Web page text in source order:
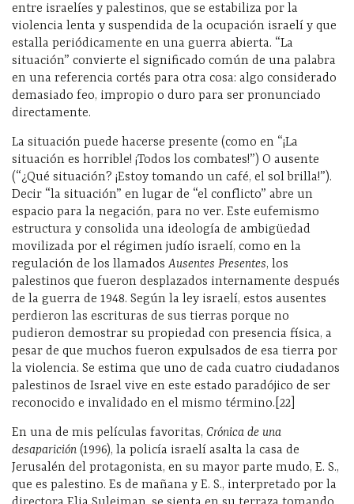
entre israelíes y palestinos, que se estabiliza por la
violencia lenta y suspendida de la ocupación israelí y que
estalla periódicamente en una guerra abierta. “La
situación” convierte el significado común de una palabra
en una referencia cortés para otra cosa: algo considerado
demasiado feo, impropio o duro para ser pronunciado
directamente.
La situación puede hacerse presente (como en “¡La
situación es horrible! ¡Todos los combates!”) O ausente
(“¿Qué situación? ¡Estoy tomando un café, el sol brilla!”).
Decir “la situación” en lugar de “el conflicto” abre un
espacio para la negación, para no ver. Este eufemismo
estructura y consolida una ideología de ambigüedad
movilizada por el régimen judío israelí, como en la
regulación de los llamadosAusentes Presentes, los
palestinos que fueron desplazados internamente después
de la guerra de 1948. Según la ley israelí, estos ausentes
perdieron las escrituras de sus tierras porque no
pudieron demostrar su propiedad con presencia física, a
pesar de que muchos fueron expulsados ​​de esa tierra por
la violencia. Se estima que uno de cada cuatro ciudadanos
palestinos de Israel vive en este estado paradójico de ser
reconocido e invalidado en el mismo término.[22]
En una de mis películas favoritas, Crónica de una
desaparición (1996), la policía israelí asalta la casa de
Jerusalén del protagonista, en su mayor parte mudo, E. S.,
que es palestino. Es de mañana y E. S., interpretado por la